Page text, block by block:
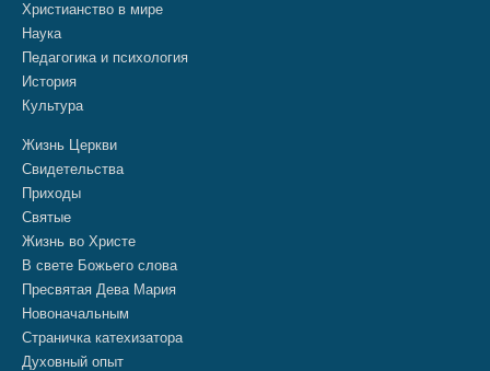
Христианство в мире
Наука
Педагогика и психология
История
Культура
Жизнь Церкви
Свидетельства
Приходы
Святые
Жизнь во Христе
В свете Божьего слова
Пресвятая Дева Мария
Новоначальным
Страничка катехизатора
Духовный опыт